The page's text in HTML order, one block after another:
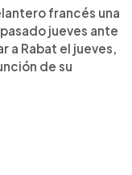
francés una
jueves ante
a Rabat el jueves,
de su